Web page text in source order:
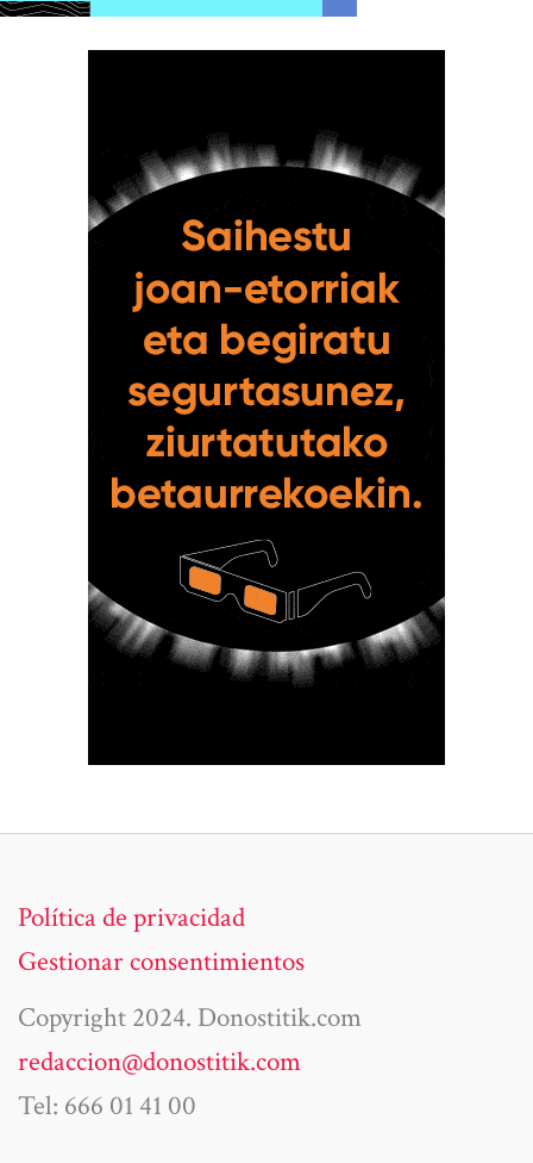
Política de privacidad
Gestionar consentimientos
Copyright 2024. Donostitik.com
redaccion@donostitik.com
Tel: 666 01 41 00